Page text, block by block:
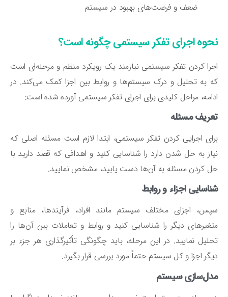
ضعف و فرصت‌های بهبود در سیستم
اجرای تفکر سیستمی چگونه است؟
کردن تفکر سیستمی نیازمند یک رویکرد منظم و مرحله‌ای است
به تحلیل و درک سیستم‌ها و روابط بین اجزا کمک می‌کند. در
مراحل کلیدی برای اجرای تفکر سیستمی آورده شده است:
مسئله
اجرایی کردن تفکر سیستمی، ابتدا لازم است مسئله اصلی که
به حل شدن دارد را شناسایی کنید و اهدافی که قصد دارید با
کردن مسئله به آن‌ها دست یابید، مشخص نمایید.
اجزاء و روابط
اجزای مختلف سیستم مانند افراد، فرآیندها، منابع و
دیگر را شناسایی کنید و روابط و تعاملات بین آن‌ها را
نمایید. در این مرحله، باید چگونگی تأثیرگذاری هر جزء بر
اجزا و کل سیستم حتماً مورد بررسی قرار بگیرد.
سیستم